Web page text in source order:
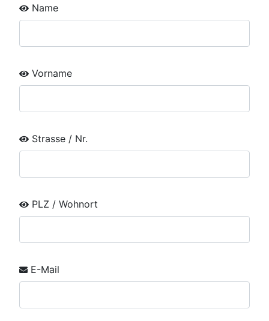
Name
Vorname
Strasse / Nr.
PLZ / Wohnort
E-Mail